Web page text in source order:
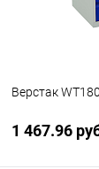
Верстак
1 467.96